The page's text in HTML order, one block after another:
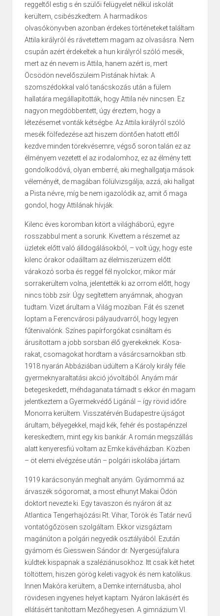
reggeltől estig s én szülői felügyelet nélkül iskolát
kerültem, csibészkedtem. A harmadikos
olvasókönyvben azonban érdekes történeteket találtam
Attila királyról és rávetettem magam az olvasásra. Nem
csupán azért érdekeltek a hun királyról szóló mesék,
mert az én nevem is Attila, hanem azért is, mert
Öcsödön nevelőszüleim Pistának hívtak. A
szomszédokkal való tanács­kozás után a fülem
hallatára megállapították, hogy Attila név nincsen. Ez
nagyon meg­döbbentett, úgy éreztem, hogy a
létezésemet vonták kétségbe. Az Attila királyról szóló
mesék fölfedezése azt hiszem döntően hatott ettől
kezdve minden törekvésemre, végső soron talán ez az
élményem vezetett el az irodalomhoz, ez az élmény tett
gondolkodóvá, olyan emberré, aki meghallgatja mások
véleményét, de magában fölülvizsgálja; azzá, aki hallgat
a Pista névre, míg be nem igazolódik az, amit ő maga
gondol, hogy Attilának hívják.
Kilenc éves koromban kitört a világháború, egyre
rosszabbul ment a sorunk. Kivettem a részemet az
üzletek előtt való álldogálásokból, – volt úgy, hogy este
kilenc órakor odaálltam az élelmiszerüzem előtt
várakozó sorba és reggel fél nyolckor, mikor már
sorrakerültem volna, jelentették ki az orrom előtt, hogy
nincs több zsír. Úgy segítettem anyámnak, ahogyan
tudtam. Vizet árultam a Világ moziban. Fát és szenet
loptam a Ferencvárosi pályaudvarról, hogy legyen
fűtenivalónk. Színes papírforgókat csináltam és
árusítottam a jobb sorsban élő gyerekeknek. Kosa­
rakat, csomagokat hordtam a vásárcsarnokban stb.
1918 nyarán Abbáziában üdültem a Károly király féle
gyermeknyaraltatási akció jóvoltából. Anyám már
betegeskedett, méh­dagana­ta támadt s ekkor én magam
jelentkeztem a Gyermekvédő Ligánál – így rövid időre
Monorra kerültem. Visszatérvén Budapestre újságot
árultam, bélyegekkel, majd kék, fehér és postapénzzel
kereskedtem, mint egy kis bankár. A román megszállás
alatt kenyeresfiú voltam az Emke kávéházban. Közben
– öt elemi elvégzése után – polgári iskolába jártam.
1919 karácsonyán meghalt anyám. Gyámommá az
árvaszék sógoromat, a most elhunyt Makai Ödön
doktort nevezte ki. Egy tavaszon és nyáron át az
Atlantica Tengerhajózási Rt. Vihar, Török és Tatár nevű
vontatógőzösein szolgáltam. Ekkor vizsgáztam
magánúton a polgári negyedik osztályából. Ezután
gyámom és Giesswein Sándor dr. Nyergesújfalura
küldtek kis­papnak a szaléziánusokhoz. Itt csak két hetet
töltöttem, hiszen görög keleti vagyok és nem katolikus.
Innen Makóra kerültem, a Demke internátusba, ahol
rövidesen ingyenes helyet kaptam. Nyáron lakásért és
ellátásért tanítottam Mezőhegyesen. A gimnázium VI.